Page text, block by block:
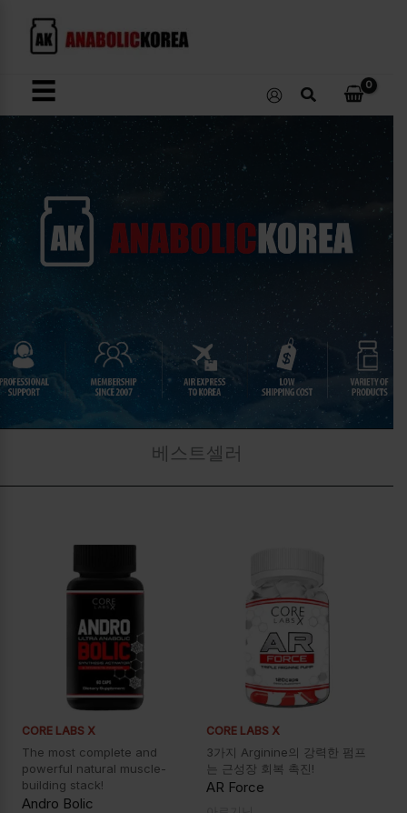
너
☰
검
색
베스트셀러
CORE LABS X
The most complete and
powerful natural muscle-
building stack!
Andro Bolic
CORE LABS X
3가지 Arginine의 강력한 펌프
는 근성장 회복 촉진!
AR Force